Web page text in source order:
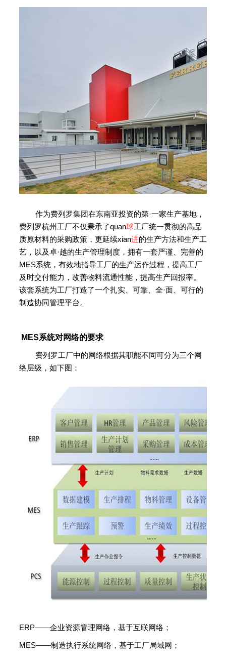
作为费列罗集团在东南亚投资的第·一家生产基地，
费列罗杭州工厂不仅秉承了quan球工厂统一贯彻的高品
质原材料的采购政策，更延续xian进的生产方法和生产工
艺，以及卓·越的生产管理制度，拥有一套严谨、完善的
MES系统，有效地指导工厂的生产运作过程，提高工厂
及时交付能力，改善物料流通性能，提高生产回报率。
该套系统为工厂打造了一个扎实、可靠、全·面、可行的
制造协同管理平台。
MES系统对网络的要求
费列罗工厂中的网络根据其职能不同可分为三个网
络层级，如下图：
ERP——企业资源管理网络，基于互联网络；
MES——制造执行系统网络，基于工厂局域网；